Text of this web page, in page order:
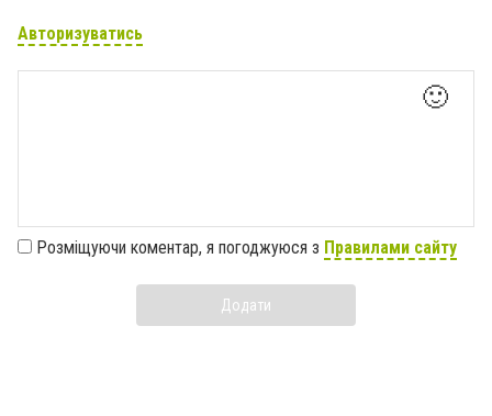
Авторизуватись
🙂
Розміщуючи коментар, я погоджуюся з Правилами сайту
Додати